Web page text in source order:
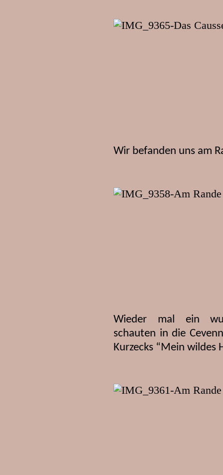
Wir befanden uns am
Wieder mal ein
schauten in die
Kurzecks “Mein wildes